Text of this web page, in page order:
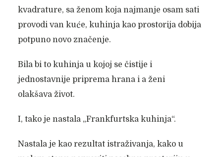
kvadrature, sa ženom koja najmanje osam sati
provodi van kuće, kuhinja kao prostorija dobija
potpuno novo značenje.
Bila bi to kuhinja u kojoj se čistije i
jednostavnije priprema hrana i a ženi
olakšava život.
I, tako je nastala „Frankfurtska kuhinja“.
Nastala je kao rezultat istraživanja, kako u